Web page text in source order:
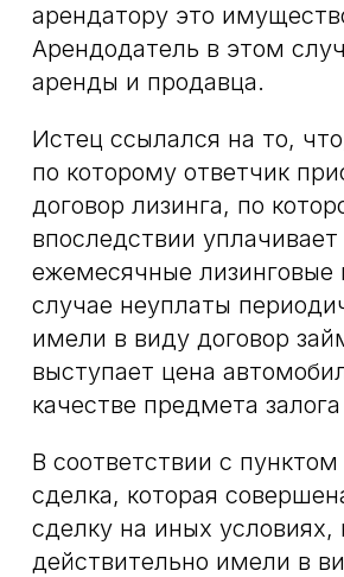
арендатору это
Арендодатель в этом
аренды и продавца.
Истец ссылался на то,
по которому ответчик
договор лизинга, по
впоследствии
ежемесячные лизинговые
случае неуплаты
имели в виду договор
выступает цена
качестве предмета
В соответствии с
сделка, которая
сделку на иных
действительно имели в